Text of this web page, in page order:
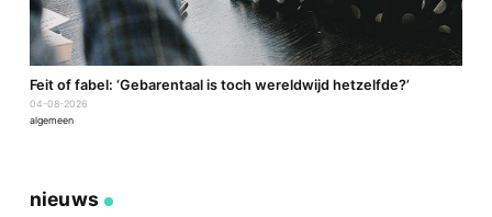
Feit of fabel: ‘Gebarentaal is toch wereldwijd hetzelfde?’
04-08-2026
algemeen
nieuws